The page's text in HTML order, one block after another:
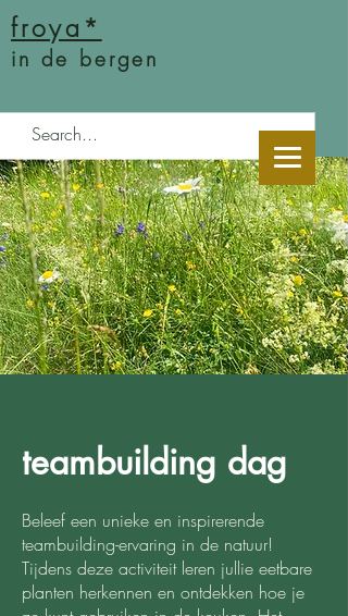
froya*
in de bergen
teambuilding dag
Beleef een unieke en inspirerende
teambuilding-ervaring in de natuur!
Tijdens deze activiteit leren jullie eetbare
planten herkennen en ontdekken hoe je